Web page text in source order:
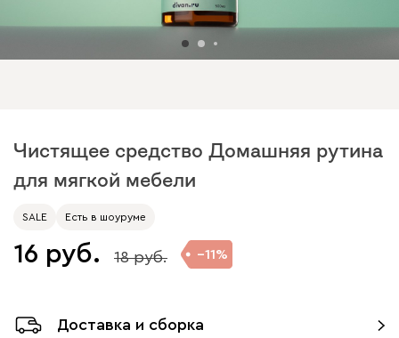
Чистящее средство Домашняя рутина
для мягкой мебели
SALE Есть в шоуруме
16 18 11
Доставка и сборка